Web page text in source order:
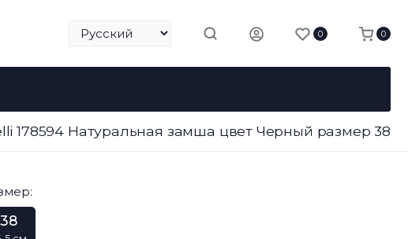
0 0
178594 Натуральная замша цвет Черный размер 38
38